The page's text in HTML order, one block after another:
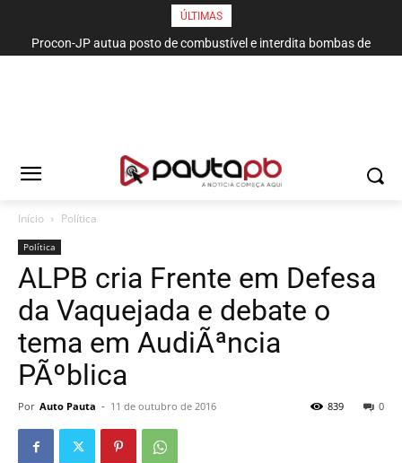
ÚLTIMAS
Procon-JP autua posto de combustível e interdita bombas de
gasolina no bairro da Torre
Início Política
Política
ALPB cria Frente em Defesa
da Vaquejada e debate o
tema em AudiÃªncia
PÃºblica
Por Auto Pauta - 11 de outubro de 2016 0
839